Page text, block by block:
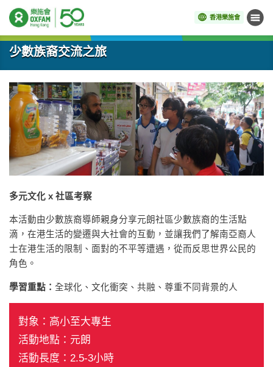
香港樂施會 目錄
開始主要內容
少數族裔交流之旅
多元文化 x 社區考察
本活動由少數族裔導師親身分享元朗社區少數族裔的生活點
滴，在港生活的變遷與大社會的互動，並讓我們了解南亞裔人
士在港生活的限制、面對的不平等遭遇，從而反思世界公民的
角色。
學習重點： 全球化、文化衝突、共融、尊重不同背景的人
對象：高小至大專生
活動地點：元朗
活動長度：2.5-3小時